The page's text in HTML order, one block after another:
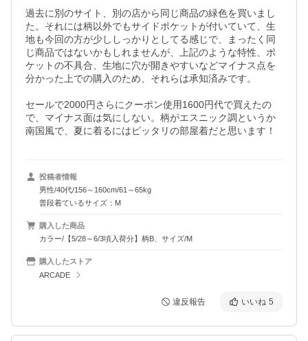
過去に別のサイト、別の店から同じ商品の緑色を買いまし
た。それには柄以外でもサイドポケットが付いていて、生
地も今回の方が少ししっかりとしてる感じで、まったく同
じ商品ではないかもしれませんが、上記のような特性、ポ
ケットの不具合、生地に穴が開きやすいなどマイナス点を
分かった上での購入のため、それらは承知済みです。
セールで2000円さらにクーポン使用1600円代で買えたの
で、マイナス面は気にしない。柄がエスニック調というか
南国風で、夏に着るにはピッタリの部屋着だと思います！
投稿者情報
男性/40代/156～160cm/61～65kg
普段着ているサイズ：M
購入した商品
カラー/【5/28～6/3頃入荷分】柄B、サイズ/M
購入したストア
ARCADE
違反報告 いいね 5